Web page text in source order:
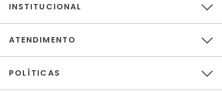
INSTITUCIONAL
ATENDIMENTO
POLÍTICAS